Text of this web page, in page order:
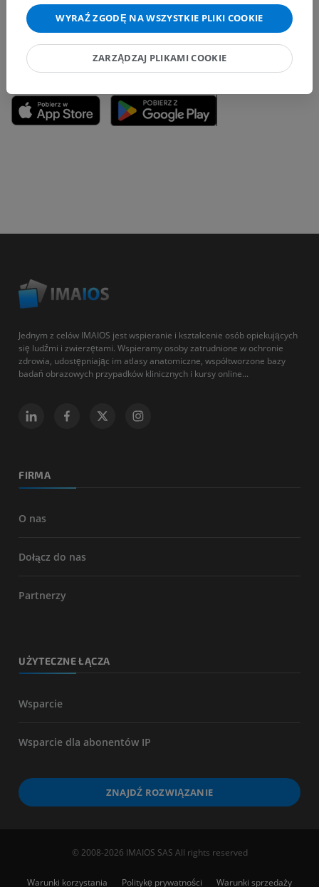
Zgłoś problem
POBIERZ APLIKACJĘ
Jednym z celów IMAIOS jest wspieranie i kształcenie osób opiekujących
się ludźmi i zwierzętami. Wspieramy osoby zatrudnione w ochronie
zdrowia, udostępniając im atlasy anatomiczne, współtworzone bazy
badań obrazowych przypadków klinicznych i kursy online...
FIRMA
O nas
Dołącz do nas
Partnerzy
UŻYTECZNE ŁĄCZA
Wsparcie
Wsparcie dla abonentów IP
ZNAJDŹ ROZWIĄZANIE
© 2008-2026 IMAIOS SAS All rights reserved
Warunki korzystania Politykę prywatności Warunki sprzedaży
WYRAŹ ZGODĘ NA WSZYSTKIE PLIKI COOKIE
ZARZĄDZAJ PLIKAMI COOKIE